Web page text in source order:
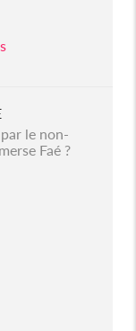
le non-
Faé ?